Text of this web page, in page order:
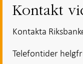
Kontakt
Kontakta
Telefontider